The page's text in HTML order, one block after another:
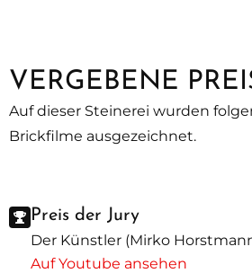
VERGEBENE
Auf dieser Steinerei wurden
Brickfilme ausgezeichnet.
Preis der Jury
Der Künstler (Mirko
Auf Youtube ansehen